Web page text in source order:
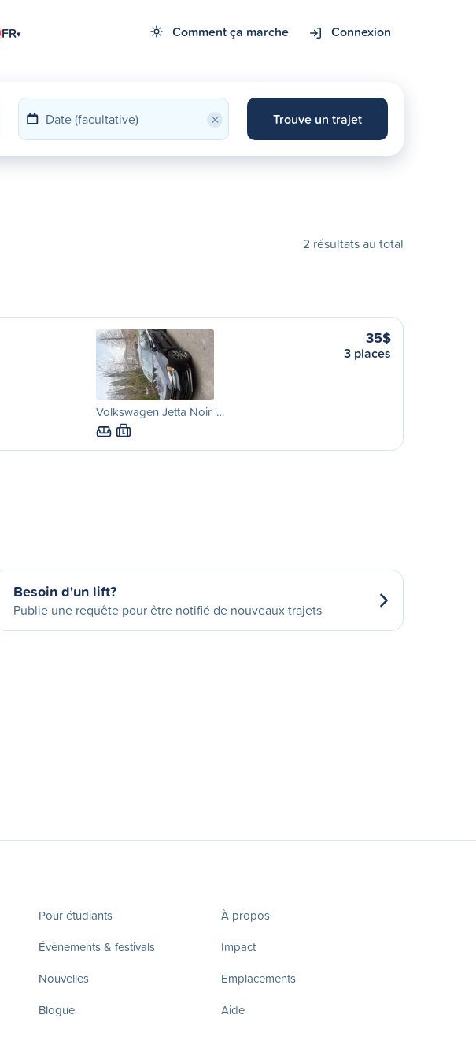
FR▾ Comment ça marche Connexion
× Trouve un trajet
2 résultats au total
Volkswagen Jetta Noir '…
L
35$
3 places
Besoin d'un lift?
Publie une requête pour être notifié de nouveaux trajets
Pour étudiants
Évènements & festivals
Nouvelles
Blogue
À propos
Impact
Emplacements
Aide